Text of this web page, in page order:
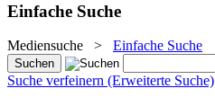
Einfache Suche
Mediensuche > Einfache Suche
Suche verfeinern (Erweiterte Suche)